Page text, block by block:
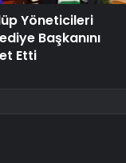
Yöneticileri
Başkanını
Etti